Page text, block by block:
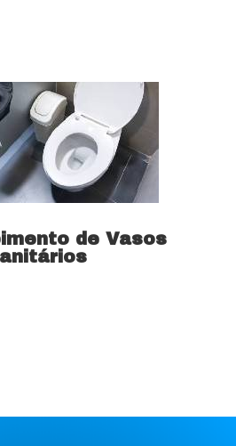
de Vasos